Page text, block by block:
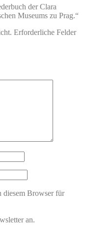
der Clara
Museums zu Prag.“
Erforderliche Felder
diesem Browser für
an.